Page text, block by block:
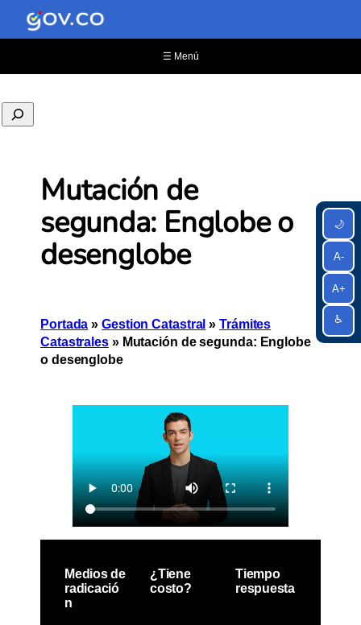
🌙
A-
A+
♿
☰ Menú
Mutación de
segunda: Englobe o
desenglobe
Portada »Gestion Catastral »Trámites
Catastrales» Mutación de segunda: Englobe
o desenglobe
Medios de
radicació
n
¿Tiene
costo?
Tiempo
respuesta